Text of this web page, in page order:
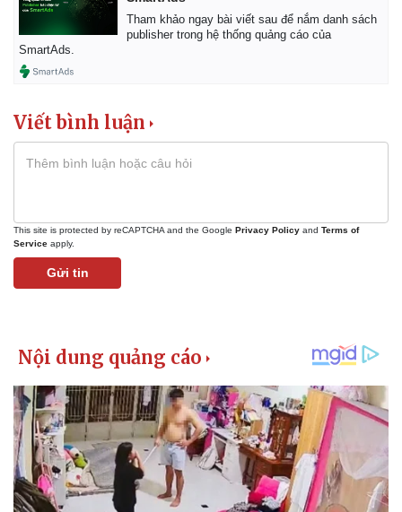
Bất động sản
Khởi nghiệp
Thị trường
Giá vàng
Tham khảo ngay bài viết sau để nắm danh sách
publisher trong hệ thống quảng cáo của
SmartAds.
Viết bình luận
This site is protected by reCAPTCHA and the Google Privacy Policy and Terms of
Service apply.
Gửi tin